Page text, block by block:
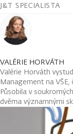
J&T SPECIALISTA
VALÉRIE HORVÁTH
Valérie Horváth
Management na
Působila v
dvěma významnými